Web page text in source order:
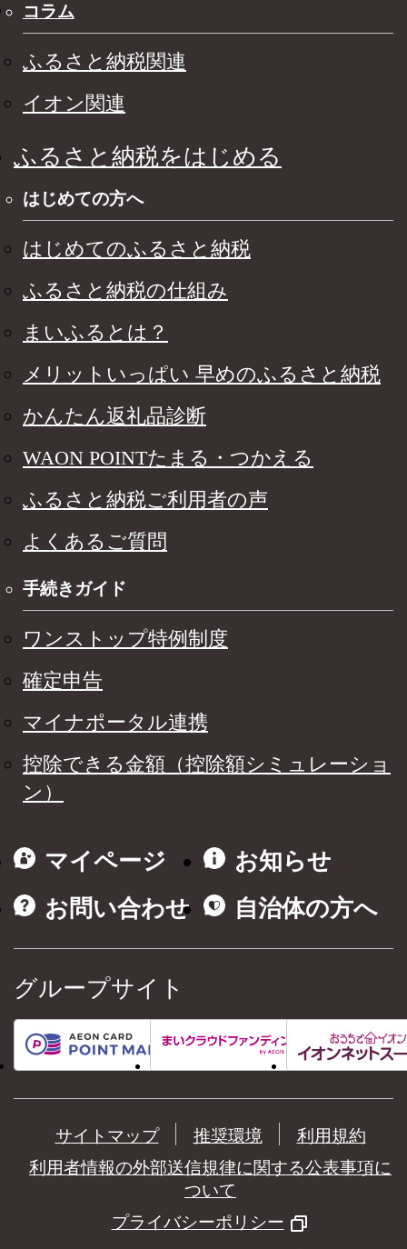
コラム
ふるさと納税関連
イオン関連
ふるさと納税をはじめる
はじめての方へ
はじめてのふるさと納税
ふるさと納税の仕組み
まいふるとは？
メリットいっぱい 早めのふるさと納税
かんたん返礼品診断
WAON POINTたまる・つかえる
ふるさと納税ご利用者の声
よくあるご質問
手続きガイド
ワンストップ特例制度
確定申告
マイナポータル連携
控除できる金額（控除額シミュレーショ
ン）
マイページ
お知らせ
お問い合わせ
自治体の方へ
グループサイト
サイトマップ 推奨環境
利用規約
利用者情報の外部送信規律に関する公表事項に
ついて
プライバシーポリシー